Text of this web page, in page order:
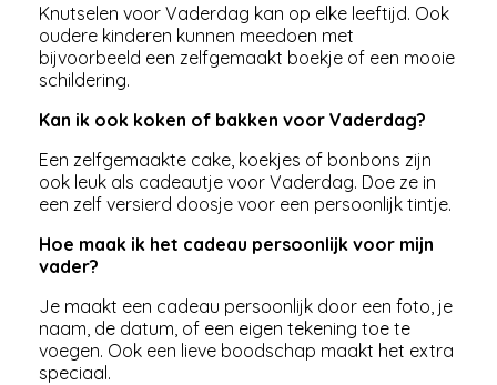
Knutselen voor Vaderdag kan op elke leeftijd. Ook
oudere kinderen kunnen meedoen met
bijvoorbeeld een zelfgemaakt boekje of een mooie
schildering.
Kan ik ook koken of bakken voor Vaderdag?
Een zelfgemaakte cake, koekjes of bonbons zijn
ook leuk als cadeautje voor Vaderdag. Doe ze in
een zelf versierd doosje voor een persoonlijk tintje.
Hoe maak ik het cadeau persoonlijk voor mijn
vader?
Je maakt een cadeau persoonlijk door een foto, je
naam, de datum, of een eigen tekening toe te
voegen. Ook een lieve boodschap maakt het extra
speciaal.